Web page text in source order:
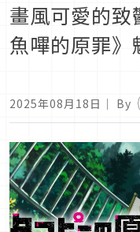
畫風可愛的致
魚嗶的原罪》
2025年08月18日 ｜ By